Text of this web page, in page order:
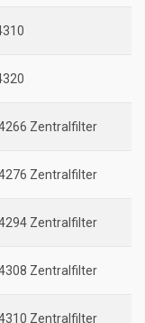
Zentralfilter
Zentralfilter
Zentralfilter
Zentralfilter
Zentralfilter